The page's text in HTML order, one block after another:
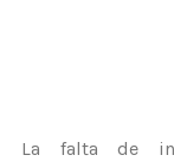
La falta de